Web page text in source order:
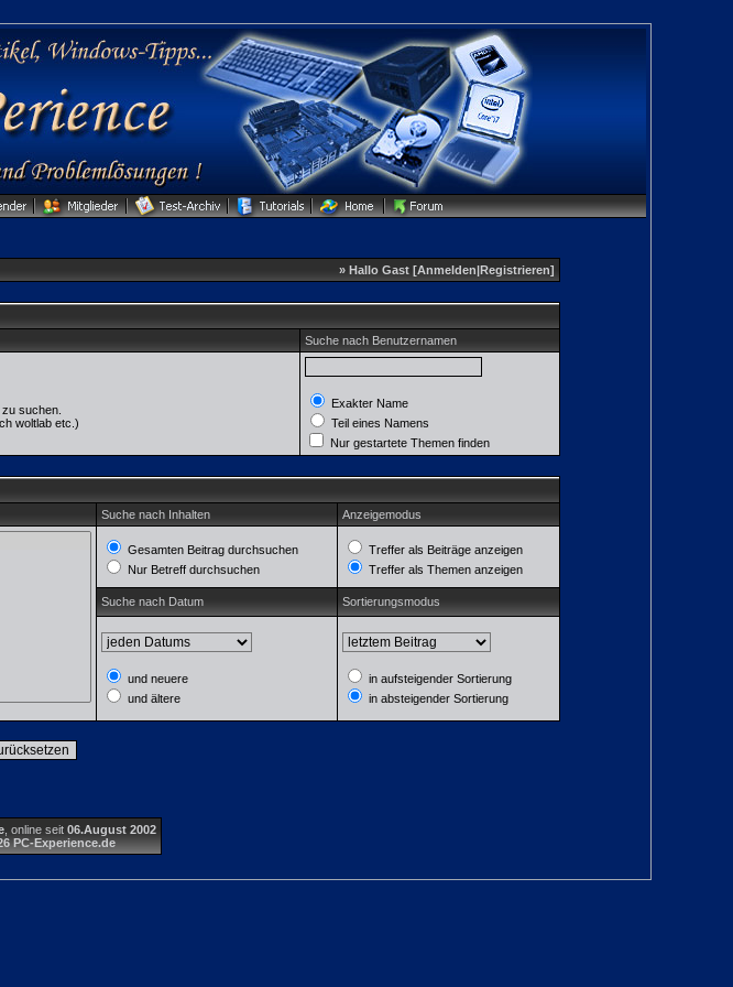
» Hallo Gast [Anmelden Registrieren]
Suche nach Benutzernamen
zu suchen.
woltlab etc.)
Exakter Name
Teil eines Namens
Nur gestartete Themen finden
Suche nach Inhalten Anzeigemodus
Gesamten Beitrag durchsuchen
Nur Betreff durchsuchen
Treffer als Beiträge anzeigen
Treffer als Themen anzeigen
Suche nach Datum Sortierungsmodus
und neuere
und ältere
in aufsteigender Sortierung
in absteigender Sortierung
, online seit 06.August 2002
PC-Experience.de